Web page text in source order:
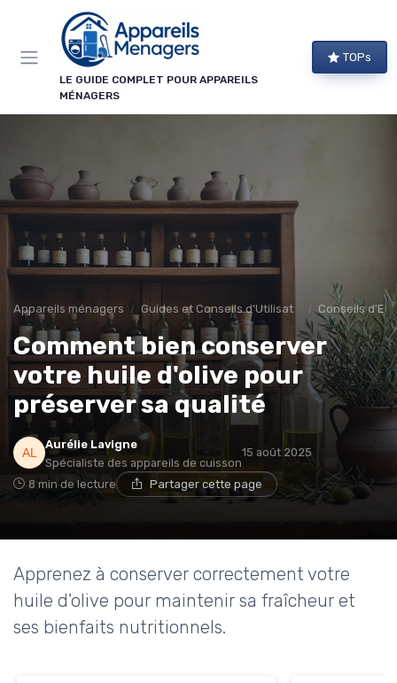
LE GUIDE COMPLET POUR APPAREILS
MÉNAGERS
TOPs
Appareils ménagers Guides et Conseils d'Utilisation Conseils
Comment bien conserver
votre huile d'olive pour
préserver sa qualité
Aurélie Lavigne
Spécialiste des appareils de cuisson
15 août 2025
8 min de lecture Partager cette page
Apprenez à conserver correctement votre
huile d'olive pour maintenir sa fraîcheur et
ses bienfaits nutritionnels.
Panneau de gestion des cookies